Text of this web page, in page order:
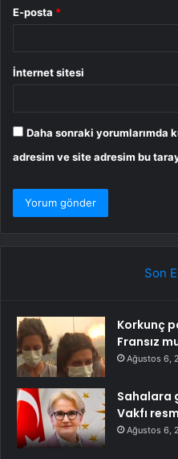
E-posta *
İnternet sitesi
Daha sonraki yorumlarımda
adresim ve site adresim bu
Son
Korkunç
Fransız
Ağustos 6,
Sahalara
Vakfı
Ağustos 6,